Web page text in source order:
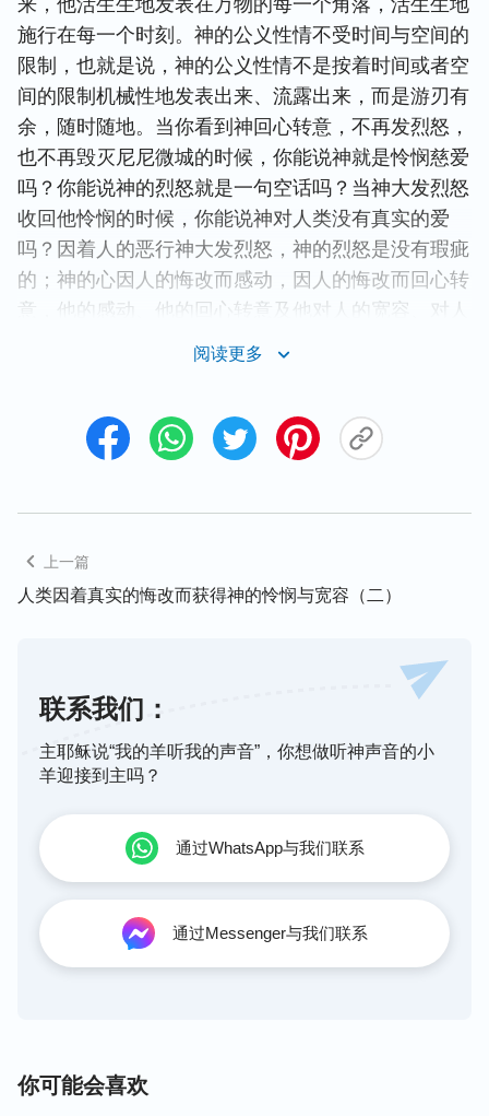
来，他活生生地发表在万物的每一个角落，活生生地
施行在每一个时刻。神的公义性情不受时间与空间的
限制，也就是说，神的公义性情不是按着时间或者空
间的限制机械性地发表出来、流露出来，而是游刃有
余，随时随地。当你看到神回心转意，不再发烈怒，
也不再毁灭尼尼微城的时候，你能说神就是怜悯慈爱
吗？你能说神的烈怒就是一句空话吗？当神大发烈怒
收回他怜悯的时候，你能说神对人类没有真实的爱
吗？因着人的恶行神大发烈怒，神的烈怒是没有瑕疵
的；神的心因人的悔改而感动，因人的悔改而回心转
意，他的感动、他的回心转意及他对人的宽容、对人
的怜悯都是没有任何瑕疵的，是干干净净的，是纯粹
的性情流露出烈怒，也发表怜悯与宽容，无论他流露
发表的是什么，都是纯洁的，都是直接的，都不同于
中，都看不到任何的瑕疵与任何的污点。神既这样决
定了，既这样作了，他就这样成就，这样的结果都是
之物不具备的，是圣洁无瑕的，也是经得住推敲与体
验的。
在了解了尼尼微城的故事之后，你们是不是又看到了
神独一无二的公义性情的另外一方面呢？在人类中有
没有任何人具备这样的性情呢？有没有任何人具备神
这样的烈怒呢？有没有任何人具备神这样的怜悯与宽
容呢？在受造之物中，有谁能大发烈怒决定毁灭或降
灾祸于人类？又有谁能有资格施怜悯宽容人类、赦免
思与意念，也没有人能说服他、改变他的任何一个决
断。受造之物的一切行为与心思都在他公义性情的判
阅读更多
上一篇
人类因着真实的悔改而获得神的怜悯与宽容（二）
联系我们：
主耶稣说“我的羊听我的声音”，你想做听神声音的小
羊迎接到主吗？
通过WhatsApp与我们联系
通过Messenger与我们联系
你可能会喜欢